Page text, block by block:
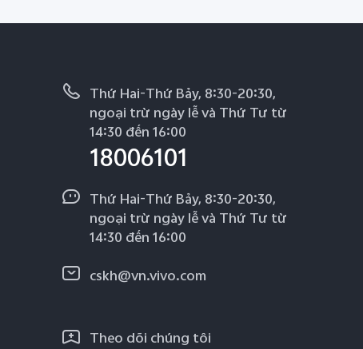
Thứ Hai-Thứ Bảy, 8:30-20:30,
ngoại trừ ngày lễ và Thứ Tư từ
14:30 đến 16:00
18006101
Thứ Hai-Thứ Bảy, 8:30-20:30,
ngoại trừ ngày lễ và Thứ Tư từ
14:30 đến 16:00
cskh@vn.vivo.com
Theo dõi chúng tôi